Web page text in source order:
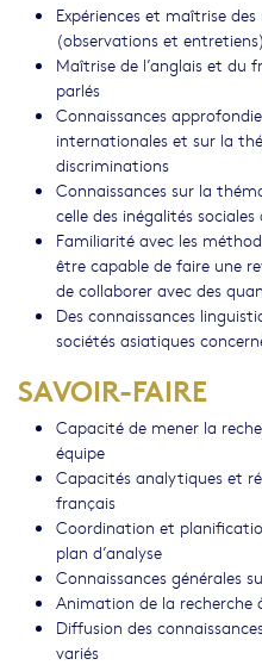
Expériences et maîtrise
(observations et
Maîtrise de l’anglais et du
parlés
Connaissances
internationales et sur la
discriminations
Connaissances sur la
celle des inégalités
Familiarité avec les
être capable de faire une
de collaborer avec des
Des connaissances
sociétés asiatiques
SAVOIR-FAIRE
Capacité de mener la
équipe
Capacités analytiques et
français
Coordination et
plan d’analyse
Connaissances générales
Animation de la recherche
Diffusion des
variés